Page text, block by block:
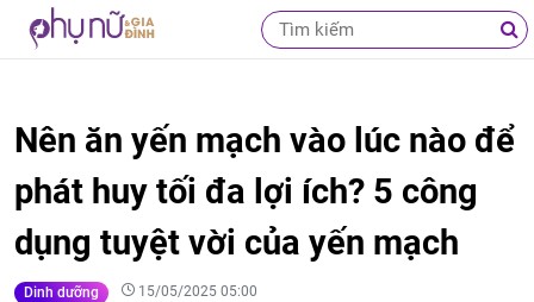
Nên ăn yến mạch vào lúc nào để
phát huy tối đa lợi ích? 5 công
dụng tuyệt vời của yến mạch
Dinh dưỡng 15/05/2025 05:00